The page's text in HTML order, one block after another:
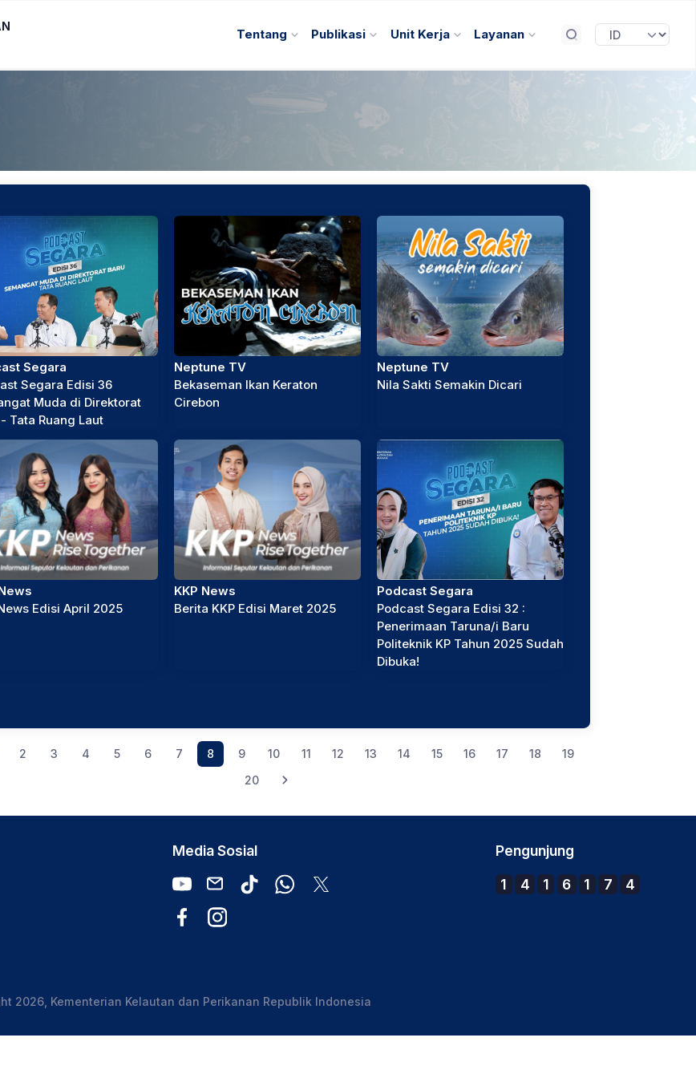
Tentang Publikasi Unit Kerja Layanan
Segara
Segara Edisi 36
Muda di Direktorat
Tata Ruang Laut
Neptune TV
Bekaseman Ikan Keraton
Cirebon
Neptune TV
Nila Sakti Semakin Dicari
Edisi April 2025
KKP News
Berita KKP Edisi Maret 2025
Podcast Segara
Podcast Segara Edisi 32 :
Penerimaan Taruna/i Baru
Politeknik KP Tahun 2025 Sudah
Dibuka!
2 3 4 5 6 7 8 9 10 11 12 13 14 15 16 17 18
19
20
Media Sosial Pengunjung
1 4 1 6 1 7 4
2026, Kementerian Kelautan dan Perikanan Republik Indonesia